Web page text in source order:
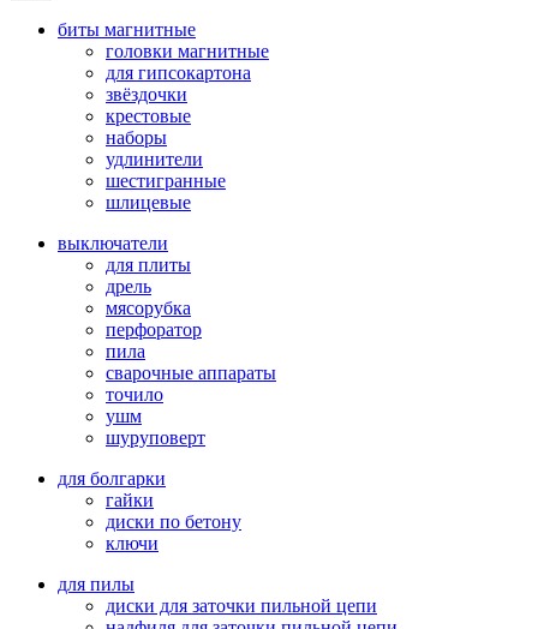
биты магнитные
головки магнитные
для гипсокартона
звёздочки
крестовые
наборы
удлинители
шестигранные
шлицевые
выключатели
для плиты
дрель
мясорубка
перфоратор
пила
сварочные аппараты
точило
ушм
шуруповерт
для болгарки
гайки
диски по бетону
ключи
для пилы
диски для заточки пильной цепи